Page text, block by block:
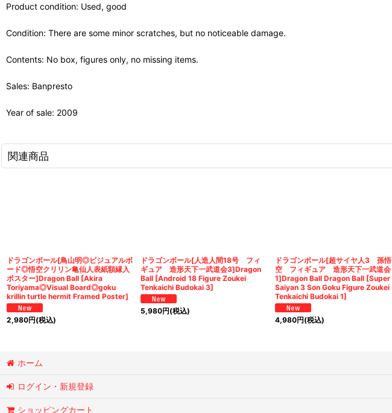
Product condition: Used, good
Condition: There are some minor scratches, but no noticeable damage.
Contents: No box, figures only, no missing items.
Sales: Banpresto
Year of sale: 2009
関連商品
ドラゴンボール[鳥山明◎ビジュアルボ
ード◎悟空クリリン亀仙人表紙額縁入
ポスター]Dragon Ball [Akira
Toriyama◎Visual Board◎goku
krillin turtle hermit Framed Poster]
2,980円(税込)
ドラゴンボール[人造人間18号 フィ
ギュア 造形天下一武道会3]Dragon
Ball [Android 18 Figure Zoukei
Tenkaichi Budokai 3]
5,980円(税込)
ドラゴンボール[超サイヤ人3 孫悟
空 フィギュア 造形天下一武道会
1]Dragon Ball Dragon Ball [Super
Saiyan 3 Son Goku Figure Zoukei
Tenkaichi Budokai 1]
4,980円(税込)
ホーム
ログイン・新規登録
ショッピングカート